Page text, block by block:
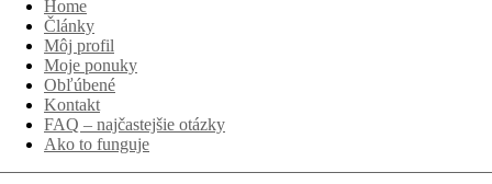
Home
Články
Môj profil
Moje ponuky
Obľúbené
Kontakt
FAQ – najčastejšie otázky
Ako to funguje